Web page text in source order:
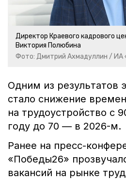
Директор Краевого кадрового
Виктория Полюбина
Фото: Дмитрий Ахмадуллин / ИА
Одним из результатов
стало снижение
на трудоустройство с
году до 70 — в 2026-м.
Ранее на пресс-
«Победы26»
вакансий на рынке